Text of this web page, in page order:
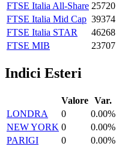
FTSE Italia All-Share 25720
FTSE Italia Mid Cap 39374
FTSE Italia STAR
46268
FTSE MIB
23707
Indici Esteri
Valore Var.
LONDRA
0
0.00%
NEW YORK 0
0.00%
PARIGI
0
0.00%